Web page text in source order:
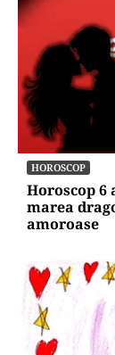
HOROSCOP
Horoscop 6
marea
amoroase